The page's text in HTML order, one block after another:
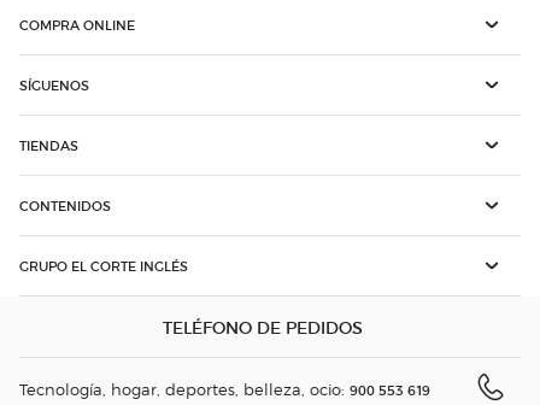
COMPRA ONLINE
SÍGUENOS
TIENDAS
CONTENIDOS
GRUPO EL CORTE INGLÉS
TELÉFONO DE PEDIDOS
Tecnología, hogar, deportes, belleza, ocio: 900 553 619